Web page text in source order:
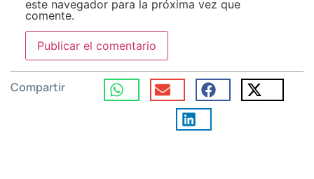
este navegador para la próxima vez que
comente.
Compartir